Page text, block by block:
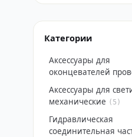
Категории
Аксессуары для
оконцевателей
Аксессуары для
механические (5)
Гидравлическая
соединительная